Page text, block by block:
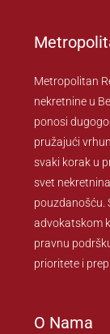
Metropolitan
nekretnine u
ponosi
pružajući
svaki korak u
svet
pouzdanošću.
advokatskom
pravnu
prioritete i
O Nama